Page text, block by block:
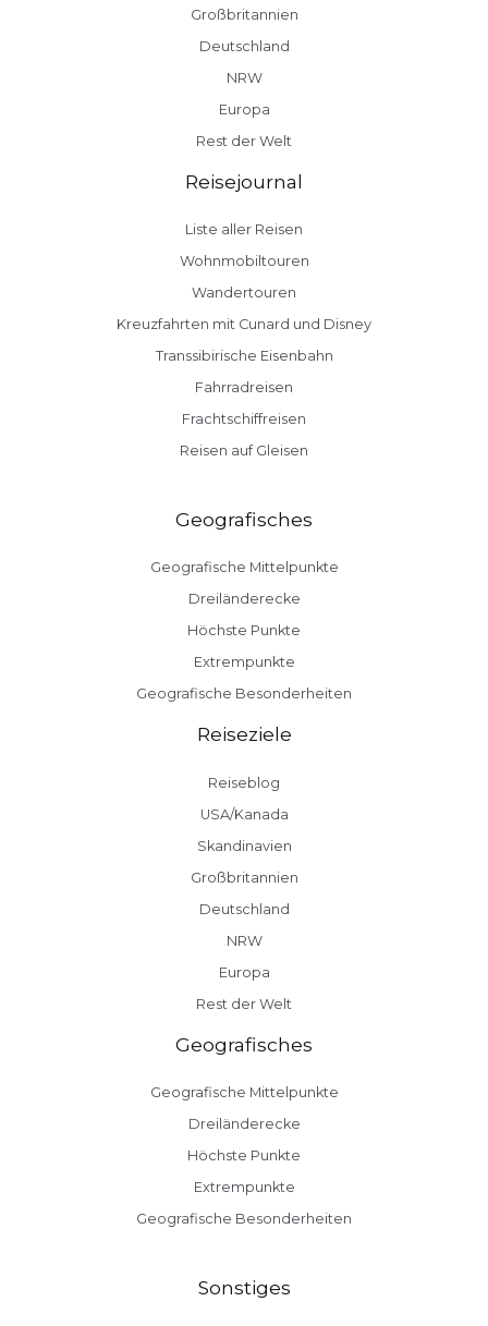
Großbritannien
Deutschland
NRW
Europa
Rest der Welt
Reisejournal
Liste aller Reisen
Wohnmobiltouren
Wandertouren
Kreuzfahrten mit Cunard und Disney
Transsibirische Eisenbahn
Fahrradreisen
Frachtschiffreisen
Reisen auf Gleisen
Geografisches
Geografische Mittelpunkte
Dreiländerecke
Höchste Punkte
Extrempunkte
Geografische Besonderheiten
Reiseziele
Reiseblog
USA/Kanada
Skandinavien
Großbritannien
Deutschland
NRW
Europa
Rest der Welt
Geografisches
Geografische Mittelpunkte
Dreiländerecke
Höchste Punkte
Extrempunkte
Geografische Besonderheiten
Sonstiges